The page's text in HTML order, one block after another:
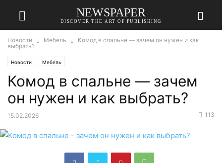
NEWSPAPER
DISCOVER THE ART OF PUBLISHING
Новости Мебель
Комод в спальне — зачем он нужен и как
выбрать?
Новости Мебель
Комод в спальне — зачем
он нужен и как выбрать?
15.02.2026 113